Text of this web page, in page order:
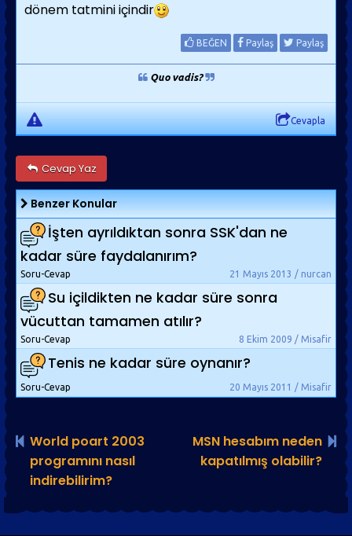
dönem tatmini içindir
BEĞEN Paylaş Paylaş
Quo vadis?
Cevapla
Cevap Yaz
Benzer Konular
İşten ayrıldıktan sonra SSK'dan ne
kadar süre faydalanırım?
21 Mayıs 2013 / nurcan
Soru-Cevap
Su içildikten ne kadar süre sonra
vücuttan tamamen atılır?
8 Ekim 2009 / Misafir
Soru-Cevap
Tenis ne kadar süre oynanır?
20 Mayıs 2011 / Misafir
Soru-Cevap
World poart 2003
programını nasıl
indirebilirim?
MSN hesabım neden
kapatılmış olabilir?